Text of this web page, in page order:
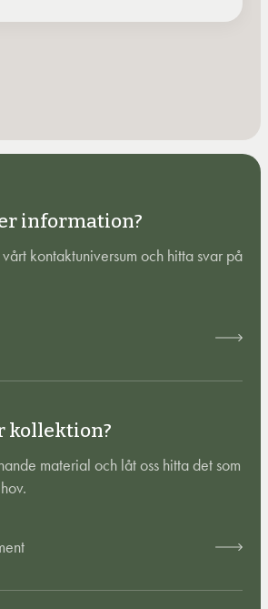
information?
kontaktuniversum och hitta svar på
kollektion?
material och låt oss hitta det som